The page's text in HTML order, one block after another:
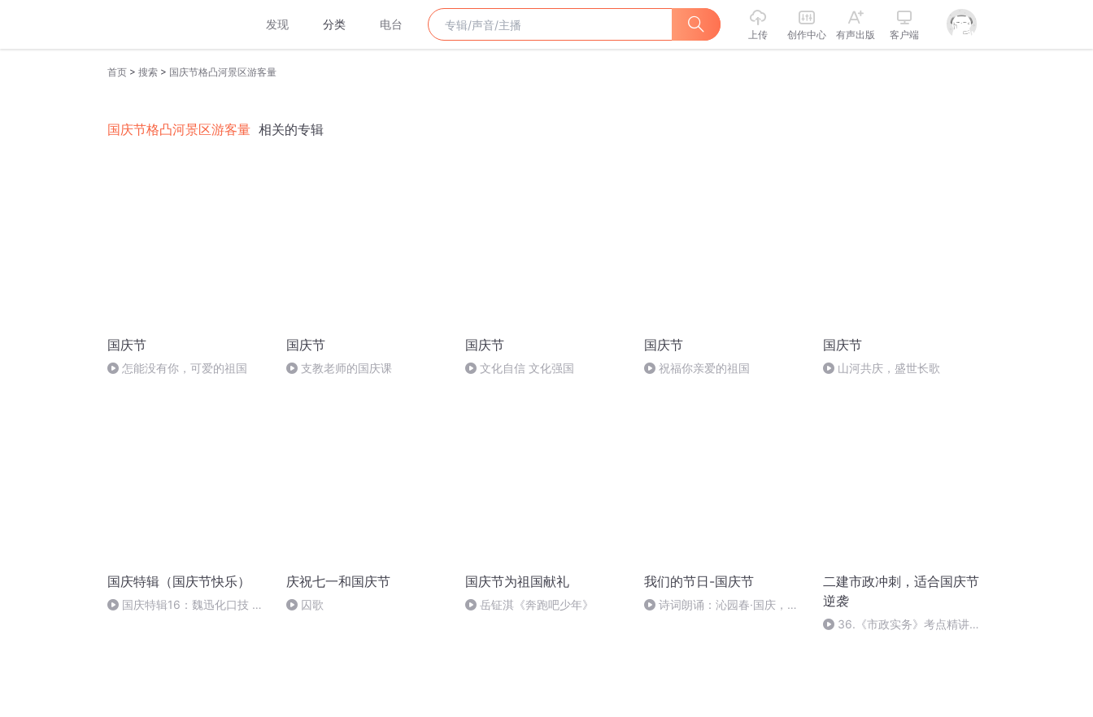
发现 分类 电台
上传 创作中心 有声出版 客户端
首页 > 搜索 > 国庆节格凸河景区游客量
国庆节格凸河景区游客量 相关的专辑
国庆节
怎能没有你，可爱的祖国
国庆节
支教老师的国庆课
国庆节
文化自信 文化强国
国庆节
祝福你亲爱的祖国
国庆节
山河共庆，盛世长歌
国庆特辑（国庆节快乐）
国庆特辑16：魏迅化口技 二
庆祝七一和国庆节
囚歌
国庆节为祖国献礼
岳钲淇《奔跑吧少年》
我们的节日-国庆节
诗词朗诵：沁园春·国庆，朗
二建市政冲刺，适合国庆节
逆袭
36.《市政实务》考点精讲第